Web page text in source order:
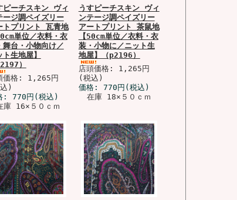
ピーチスキン ヴィ
ージ調ペイズリー
トプリント 瓦青地
単位／衣料・衣
舞台・小物向け／
ト生地屋】
）
価格: 1,265円
)
: 770円 (税込)
庫 16×５０ｃｍ
うすピーチスキン ヴィ
ンテージ調ペイズリー
アートプリント 茶鼠地
【50cm単位／衣料・衣
装・小物に／ニット生
地屋】（p2196）
店頭価格: 1,265円
(税込)
価格: 770円 (税込)
在庫 18×５０ｃｍ